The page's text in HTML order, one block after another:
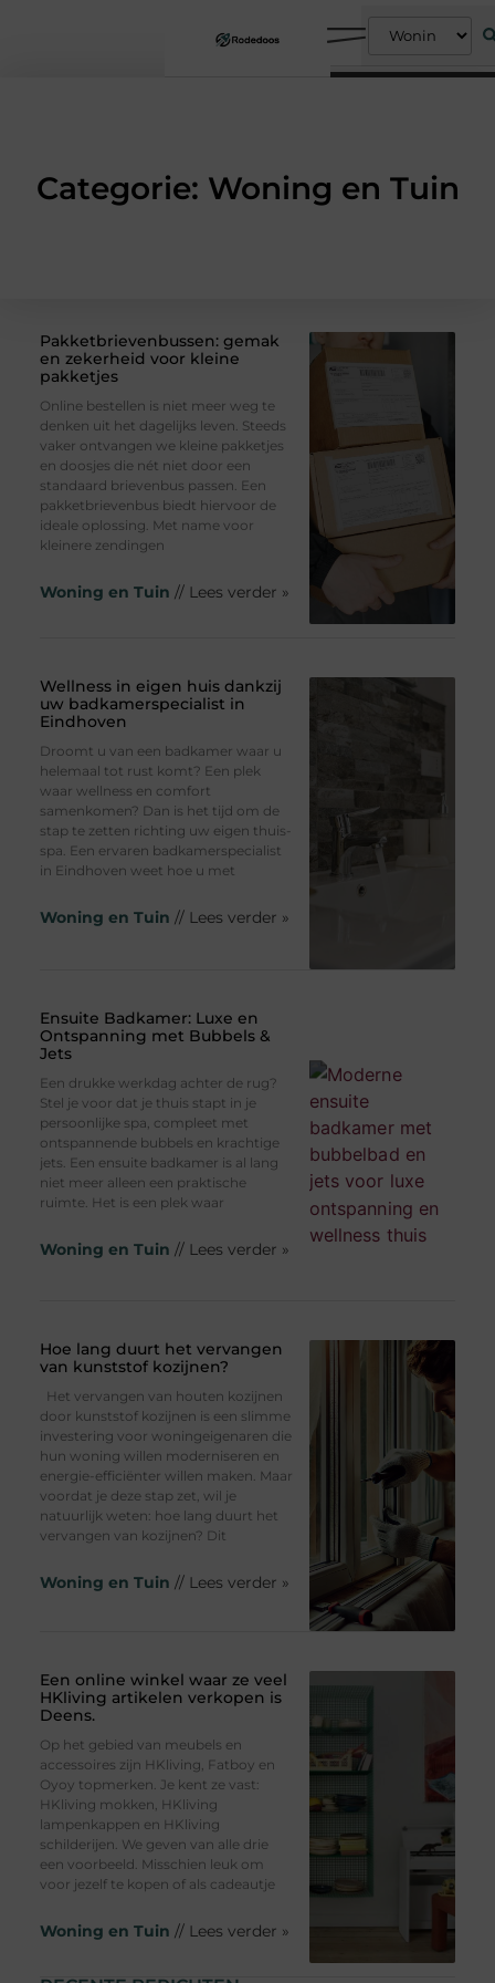
Categorie: Woning en Tuin
Pakketbrievenbussen: gemak
en zekerheid voor kleine
pakketjes
Online bestellen is niet meer weg te
denken uit het dagelijks leven. Steeds
vaker ontvangen we kleine pakketjes
en doosjes die nét niet door een
standaard brievenbus passen. Een
pakketbrievenbus biedt hiervoor de
ideale oplossing. Met name voor
kleinere zendingen
Woning en Tuin // Lees verder »
Wellness in eigen huis dankzij
uw badkamerspecialist in
Eindhoven
Droomt u van een badkamer waar u
helemaal tot rust komt? Een plek
waar wellness en comfort
samenkomen? Dan is het tijd om de
stap te zetten richting uw eigen thuis-
spa. Een ervaren badkamerspecialist
in Eindhoven weet hoe u met
Woning en Tuin // Lees verder »
Ensuite Badkamer: Luxe en
Ontspanning met Bubbels &
Jets
Een drukke werkdag achter de rug?
Stel je voor dat je thuis stapt in je
persoonlijke spa, compleet met
ontspannende bubbels en krachtige
jets. Een ensuite badkamer is al lang
niet meer alleen een praktische
ruimte. Het is een plek waar
Woning en Tuin // Lees verder »
Hoe lang duurt het vervangen
van kunststof kozijnen?
Het vervangen van houten kozijnen
door kunststof kozijnen is een slimme
investering voor woningeigenaren die
hun woning willen moderniseren en
energie-efficiënter willen maken. Maar
voordat je deze stap zet, wil je
natuurlijk weten: hoe lang duurt het
vervangen van kozijnen? Dit
Woning en Tuin // Lees verder »
Een online winkel waar ze veel
HKliving artikelen verkopen is
Deens.
Op het gebied van meubels en
accessoires zijn HKliving, Fatboy en
Oyoy topmerken. Je kent ze vast:
HKliving mokken, HKliving
lampenkappen en HKliving
schilderijen. We geven van alle drie
een voorbeeld. Misschien leuk om
voor jezelf te kopen of als cadeautje
Woning en Tuin // Lees verder »